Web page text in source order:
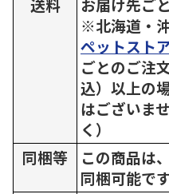
送料
お届け先ご
※北海道・
ペットスト
ごとのご注
込）以上の
はございま
く）
同梱等
この商品は、
同梱可能です